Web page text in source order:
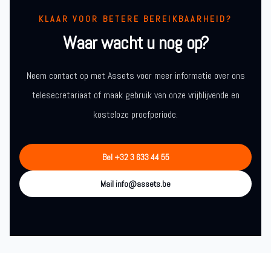
KLAAR VOOR BETERE BEREIKBAARHEID?
Waar wacht u nog op?
Neem contact op met Assets voor meer informatie over ons
telesecretariaat of maak gebruik van onze vrijblijvende en
kosteloze proefperiode.
Bel +32 3 633 44 55
Mail info@assets.be